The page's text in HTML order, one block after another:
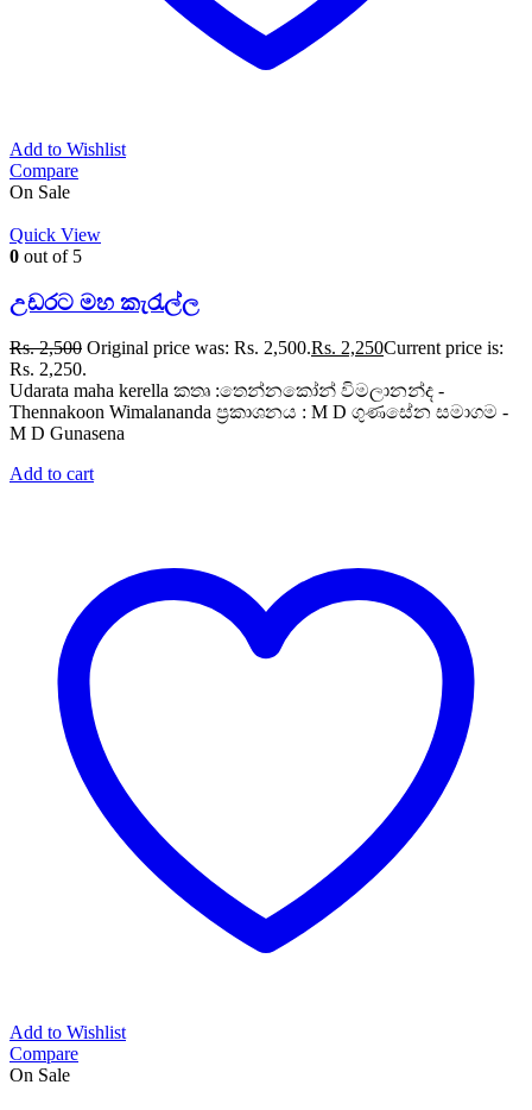
Add to Wishlist
Compare
On Sale
Quick View
0 out of 5
උඩරට මහ කැරැල්ල
Rs.2,500 Original price was: Rs. 2,500.Rs. 2,250Current price is:
Rs. 2,250.
Udarata maha kerella කතෘ :තෙන්නකෝන් විමලානන්ද -
Thennakoon Wimalananda ප්‍රකාශනය : M D ගුණසේන සමාගම -
M D Gunasena
Add to cart
Add to Wishlist
Compare
On Sale